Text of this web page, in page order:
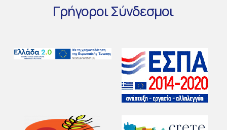
ΓρήγοροιΣύνδεσμοι